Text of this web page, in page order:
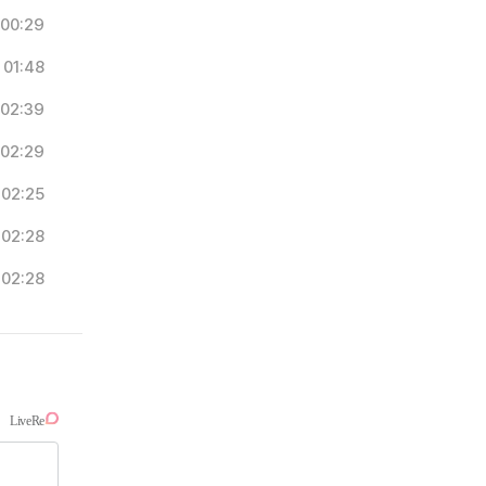
00:29
01:48
02:39
02:29
02:25
02:28
02:28